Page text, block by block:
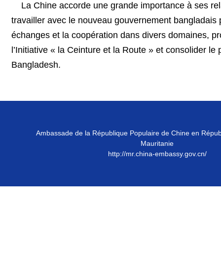
La Chine accorde une grande importance à ses
travailler avec le nouveau gouvernement
échanges et la coopération dans divers domaines,
l’Initiative « la Ceinture et la Route » et consolider
Bangladesh.
Ambassade de la République Populaire de Chine en
Mauritanie
http://mr.china-embassy.gov.cn/